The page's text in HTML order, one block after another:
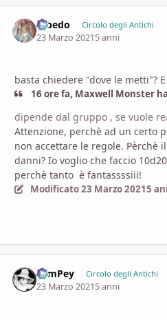
Albedo Circolo degli Antichi
23 Marzo 20215 anni
basta chiedere "dove le metti"?
16 ore fa, Maxwell Monster
dipende dal gruppo , se vuole
Attenzione, perchè ad un certo
non accettare le regole. Pèrchè il
danni? Io voglio che faccio
perchè tanto è fantassssiii!
Modificato23 Marzo 20215
SamPey Circolo degli Antichi
23 Marzo 20215 anni